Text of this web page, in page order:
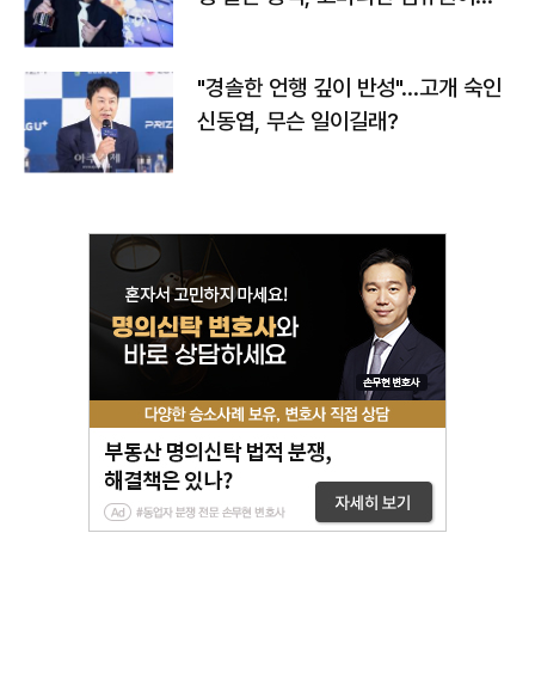
"경솔한 언행 깊이 반성"…고개 숙인
신동엽, 무슨 일이길래?